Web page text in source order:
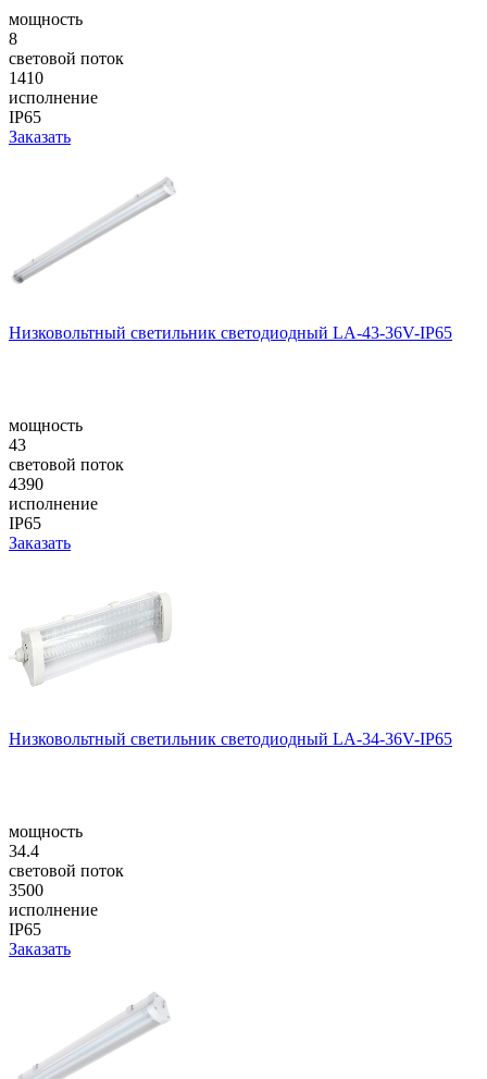
мощность
8
световой поток
1410
исполнение
IP65
Заказать
Низковольтный светильник светодиодный LA-43-36V-IP65
мощность
43
световой поток
4390
исполнение
IP65
Заказать
Низковольтный светильник светодиодный LA-34-36V-IP65
мощность
34.4
световой поток
3500
исполнение
IP65
Заказать